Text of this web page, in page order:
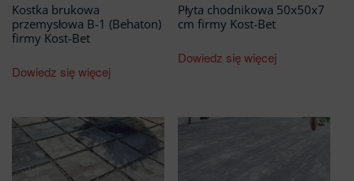
Kostka brukowa
przemysłowa B-1 (Behaton)
firmy Kost-Bet
Dowiedz się więcej
Płyta chodnikowa 50x50x7
cm firmy Kost-Bet
Dowiedz się więcej